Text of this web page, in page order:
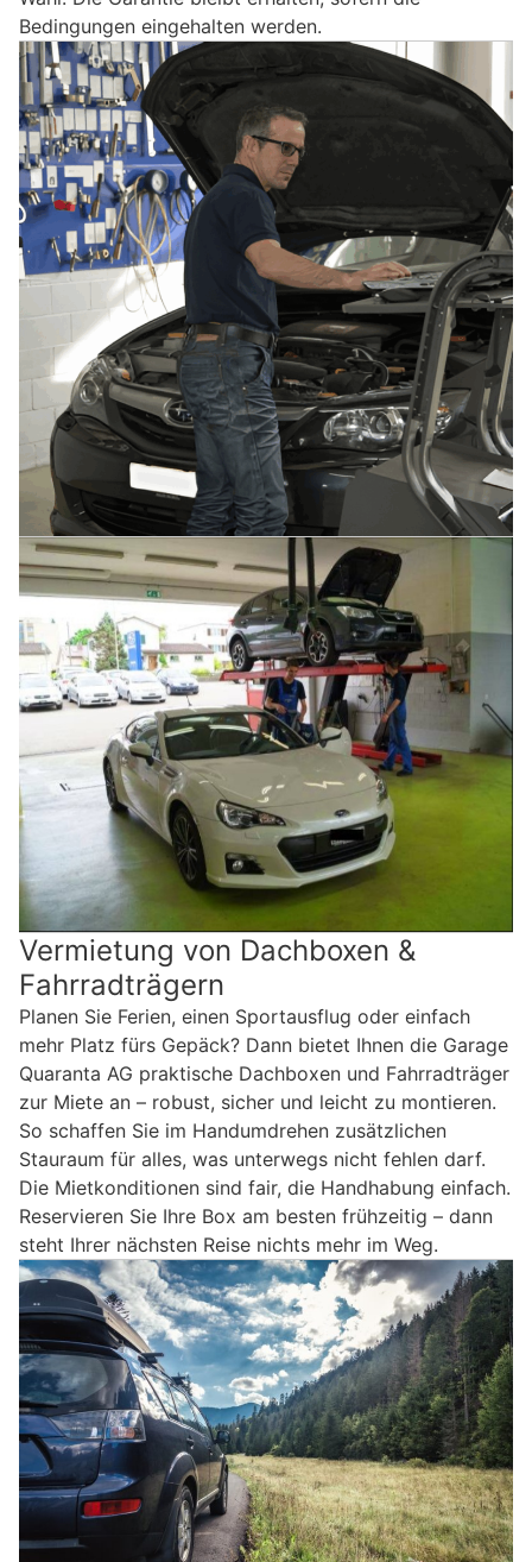
Bedingungen eingehalten werden.
Vermietung von Dachboxen &
Fahrradträgern
Planen Sie Ferien, einen Sportausflug oder einfach
mehr Platz fürs Gepäck? Dann bietet Ihnen die Garage
Quaranta AG praktische Dachboxen und Fahrradträger
zur Miete an – robust, sicher und leicht zu montieren.
So schaffen Sie im Handumdrehen zusätzlichen
Stauraum für alles, was unterwegs nicht fehlen darf.
Die Mietkonditionen sind fair, die Handhabung einfach.
Reservieren Sie Ihre Box am besten frühzeitig – dann
steht Ihrer nächsten Reise nichts mehr im Weg.